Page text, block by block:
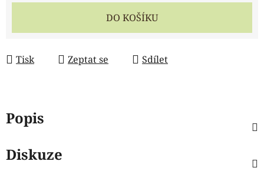
DO KOŠÍKU
Tisk Zeptat se Sdílet
Popis
Diskuze